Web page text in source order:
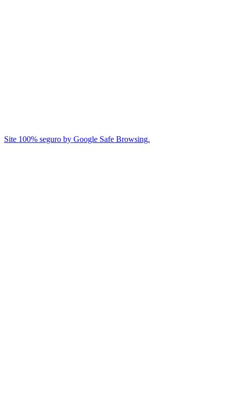
Site 100% seguro by Google Safe Browsing.